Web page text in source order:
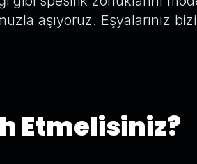
aşıyoruz. Eşyalarınız
Etmelisiniz?